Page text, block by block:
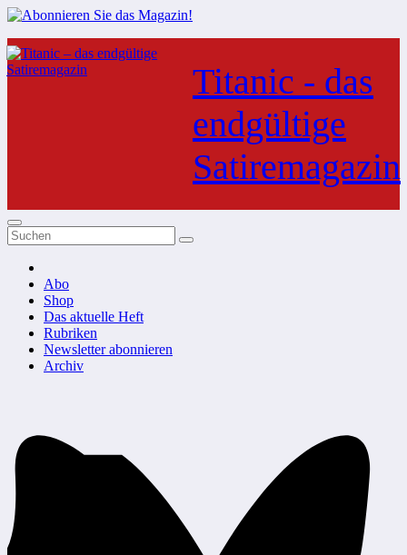
Zum
Inhalt
springen
Titanic - das
endgültige
Satiremagazin
Abo
Shop
Das aktuelle Heft
Rubriken
Newsletter abonnieren
Archiv